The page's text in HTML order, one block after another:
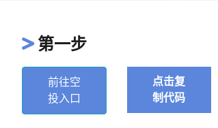
第一步
前往空
投入口
点击复
制代码